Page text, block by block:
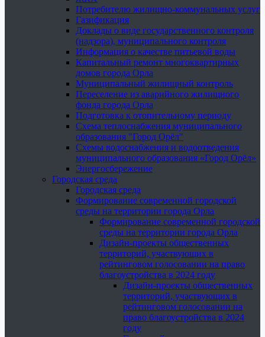
Потребителю жилищно-коммунальных услуг
Газификация
Доклады о виде государственного контроля
(надзора), муниципального контроля
Информация о качестве питьевой воды
Капитальный ремонт многоквартирных
домов города Орла
Муниципальный жилищный контроль
Переселение из аварийного жилищного
фонда города Орла
Подготовка к отопительному периоду
Схема теплоснабжения муниципального
образования "Город Орёл"
Схемы водоснабжения и водоотведения
муниципального образования «Город Орёл»
Энергосбережение
Городская среда
Городская среда
Формирование современной городской
среды на территории города Орла
Формирование современной городской
среды на территории города Орла
Дизайн-проекты общественных
территорий, участвующих в
рейтинговом голосовании на право
благоустройства в 2024 году
Дизайн-проекты общественных
территорий, участвующих в
рейтинговом голосовании на
право благоустройства в 2024
году